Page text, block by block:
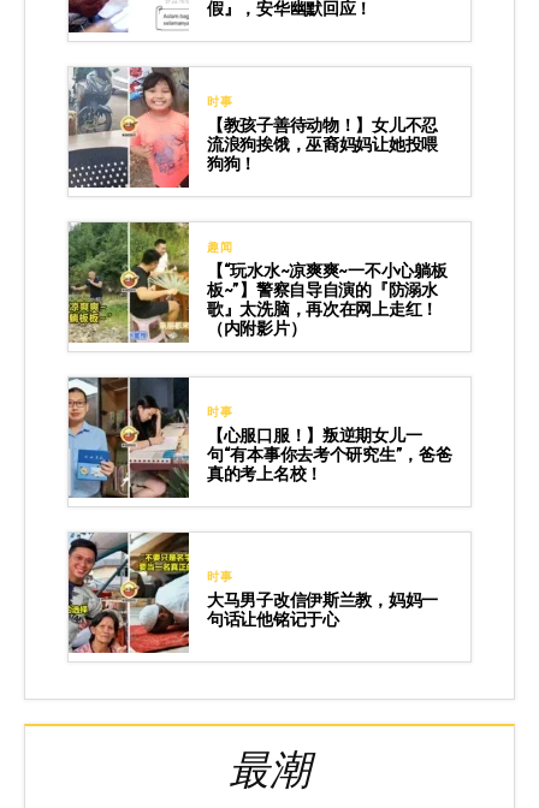
假』，安华幽默回应！
时事
【教孩子善待动物！】女儿不忍
流浪狗挨饿，巫裔妈妈让她投喂
狗狗！
趣闻
【“玩水水~凉爽爽~一不小心躺板
板~”】警察自导自演的『防溺水
歌』太洗脑，再次在网上走红！
（内附影片）
时事
【心服口服！】叛逆期女儿一
句“有本事你去考个研究生”，爸爸
真的考上名校！
时事
大马男子改信伊斯兰教，妈妈一
句话让他铭记于心
最潮